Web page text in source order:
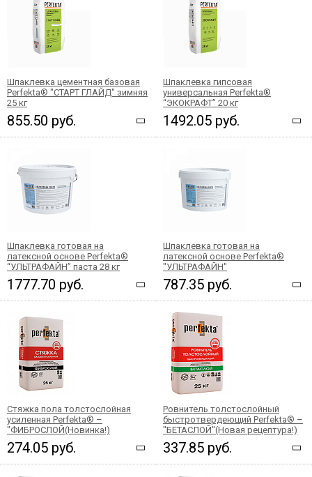
Шпаклевка цементная базовая
Perfekta® "СТАРТ ГЛАЙД" зимняя
25 кг
855.50 руб.
Шпаклевка гипсовая
универсальная Perfekta®
“ЭКОКРАФТ” 20 кг
1492.05 руб.
Шпаклевка готовая на
латексной основе Perfekta®
“УЛЬТРАФАЙН” паста 28 кг
1777.70 руб.
Шпаклевка готовая на
латексной основе Perfekta®
"УЛЬТРАФАЙН"
787.35 руб.
Стяжка пола толстослойная
усиленная Perfekta® –
"ФИБРОСЛОЙ(Новинка!)
274.05 руб.
Ровнитель толстослойный
быстротвердеющий Perfekta® –
"БЕТАСЛОЙ"(Новая рецептура!)
337.85 руб.